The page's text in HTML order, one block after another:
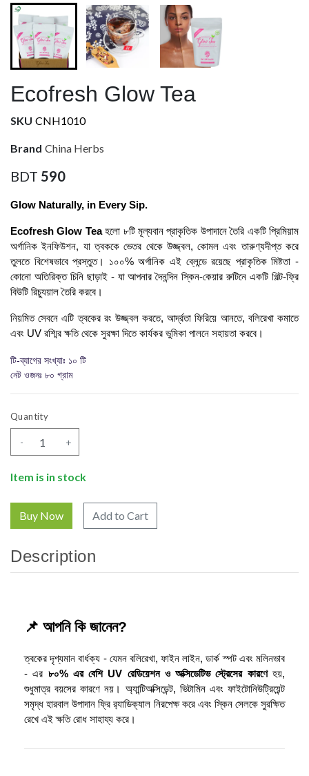
Ecofresh Glow Tea
SKU CNH1010
Brand China Herbs
BDT 590
Glow Naturally, in Every Sip.
Ecofresh Glow Teaহলো ৮টি মূল্যবান প্রাকৃতিক উপাদানে তৈরি একটি প্রিমিয়াম
অর্গানিক ইনফিউশন, যা ত্বককে ভেতর থেকে উজ্জ্বল, কোমল এবং তারুণ্যদীপ্ত করে
তুলতে বিশেষভাবে প্রস্তুত। ১০০% অর্গানিক এই ব্লেন্ডে রয়েছে প্রাকৃতিক মিষ্টতা -
কোনো অতিরিক্ত চিনি ছাড়াই - যা আপনার দৈনন্দিন স্কিন-কেয়ার রুটিনে একটি গিল্ট-ফ্রি
বিউটি রিচ্যুয়াল তৈরি করবে।
নিয়মিত সেবনে এটি ত্বকের রং উজ্জ্বল করতে, আর্দ্রতা ফিরিয়ে আনতে, বলিরেখা কমাতে
এবং UV রশ্মির ক্ষতি থেকে সুরক্ষা দিতে কার্যকর ভুমিকা পালনে সহায়তা করবে।
টি-ব্যাগের সংখ্যাঃ ১০ টি
নেট ওজনঃ ৮০ গ্রাম
Quantity
- +
Item is in stock
Add to Cart
Description
📌 আপনি কি জানেন?
ত্বকের দৃশ্যমান বার্ধক্য - যেমন বলিরেখা, ফাইন লাইন, ডার্ক স্পট এবং মলিনভাব
- এর ৮০% এর বেশি UV রেডিয়েশন ও অক্সিডেটিভ স্ট্রেসের কারণেহয়,
শুধুমাত্র বয়সের কারণে নয়। অ্যান্টিঅক্সিডেন্ট, ভিটামিন এবং ফাইটোনিউট্রিয়েন্ট
সমৃদ্ধ হারবাল উপাদান ফ্রি র‌্যাডিক্যাল নিরপেক্ষ করে এবং স্কিন সেলকে সুরক্ষিত
রেখে এই ক্ষতি রোধ সাহায্য করে।